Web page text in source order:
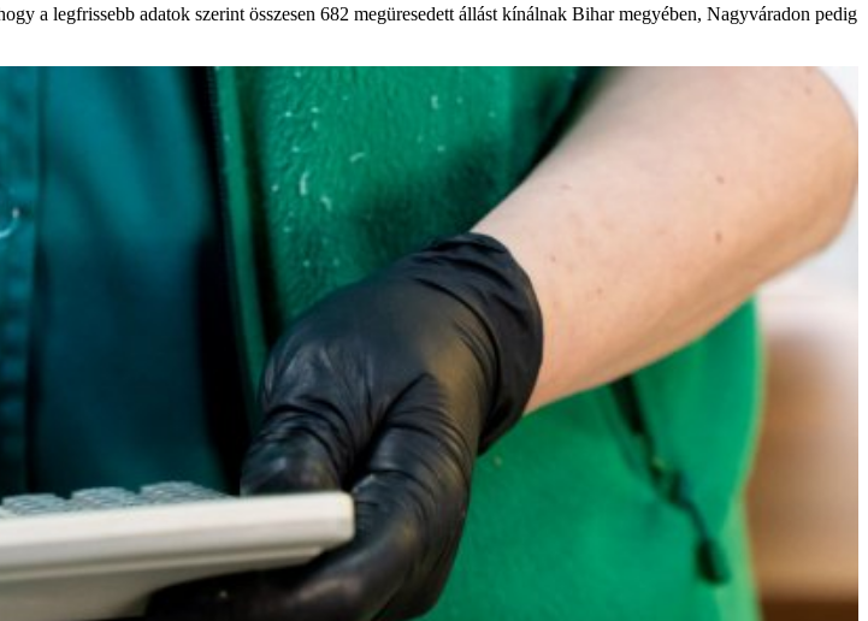
a legfrissebb adatok szerint összesen 682 megüresedett állást kínálnak Bihar megyében, Nagyváradon pedig